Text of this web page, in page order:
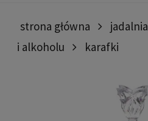
strona główna jadalnia
i alkoholu
karafki